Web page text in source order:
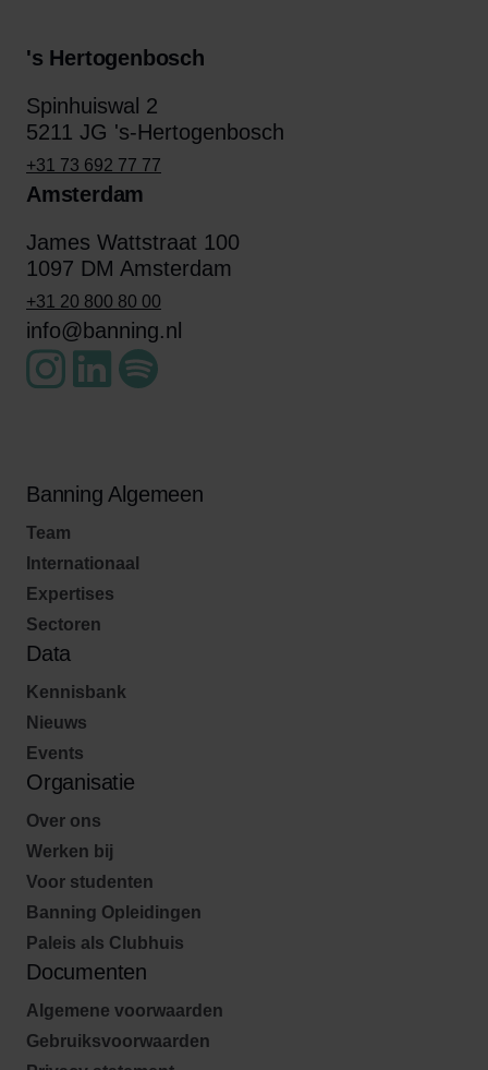
's Hertogenbosch
Spinhuiswal 2
5211 JG 's-Hertogenbosch
+31 73 692 77 77
Amsterdam
James Wattstraat 100
1097 DM Amsterdam
+31 20 800 80 00
info@banning.nl
Banning Algemeen
Team
Internationaal
Expertises
Sectoren
Data
Kennisbank
Nieuws
Events
Organisatie
Over ons
Werken bij
Voor studenten
Banning Opleidingen
Paleis als Clubhuis
Documenten
Algemene voorwaarden
Gebruiksvoorwaarden